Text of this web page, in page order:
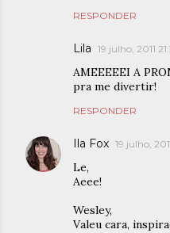
RESPONDER
Lila 19 julho, 2011
AMEEEEEI A
pra me divertir!
RESPONDER
Ila Fox 19 julho,
Le,
Aeee!
Wesley,
Valeu cara,